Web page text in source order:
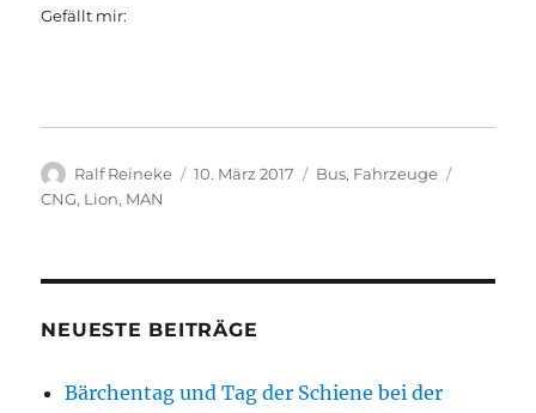
Gefällt mir:
Autor
Ralf Reineke
Veröffentlicht
10. März 2017 Kategorien
Bus, Fahrzeuge
CNG, Lion, MAN
NEUESTE BEITRÄGE
Bärchentag und Tag der Schiene bei der